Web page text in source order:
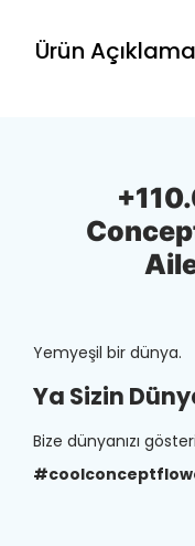
Ürün
Yemyeşil bir dünya.
Ya Sizin
Bize dünyanızı